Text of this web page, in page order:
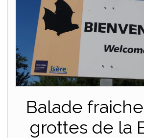
Balade
grottes de la